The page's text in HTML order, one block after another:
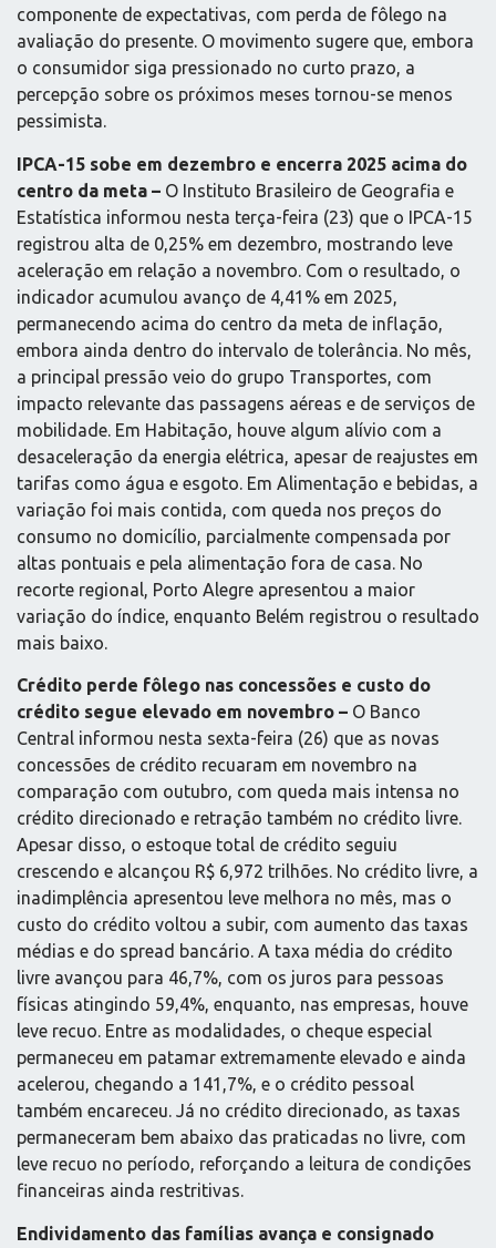
componente de expectativas, com perda de fôlego na
avaliação do presente. O movimento sugere que, embora
o consumidor siga pressionado no curto prazo, a
percepção sobre os próximos meses tornou-se menos
pessimista.
IPCA-15 sobe em dezembro e encerra 2025 acima do
centro da meta – O Instituto Brasileiro de Geografia e
Estatística informou nesta terça-feira (23) que o IPCA-15
registrou alta de 0,25% em dezembro, mostrando leve
aceleração em relação a novembro. Com o resultado, o
indicador acumulou avanço de 4,41% em 2025,
permanecendo acima do centro da meta de inflação,
embora ainda dentro do intervalo de tolerância. No mês,
a principal pressão veio do grupo Transportes, com
impacto relevante das passagens aéreas e de serviços de
mobilidade. Em Habitação, houve algum alívio com a
desaceleração da energia elétrica, apesar de reajustes em
tarifas como água e esgoto. Em Alimentação e bebidas, a
variação foi mais contida, com queda nos preços do
consumo no domicílio, parcialmente compensada por
altas pontuais e pela alimentação fora de casa. No
recorte regional, Porto Alegre apresentou a maior
variação do índice, enquanto Belém registrou o resultado
mais baixo.
Crédito perde fôlego nas concessões e custo do
crédito segue elevado em novembro – O Banco
Central informou nesta sexta-feira (26) que as novas
concessões de crédito recuaram em novembro na
comparação com outubro, com queda mais intensa no
crédito direcionado e retração também no crédito livre.
Apesar disso, o estoque total de crédito seguiu
crescendo e alcançou R$ 6,972 trilhões. No crédito livre, a
inadimplência apresentou leve melhora no mês, mas o
custo do crédito voltou a subir, com aumento das taxas
médias e do spread bancário. A taxa média do crédito
livre avançou para 46,7%, com os juros para pessoas
físicas atingindo 59,4%, enquanto, nas empresas, houve
leve recuo. Entre as modalidades, o cheque especial
permaneceu em patamar extremamente elevado e ainda
acelerou, chegando a 141,7%, e o crédito pessoal
também encareceu. Já no crédito direcionado, as taxas
permaneceram bem abaixo das praticadas no livre, com
leve recuo no período, reforçando a leitura de condições
financeiras ainda restritivas.
Endividamento das famílias avança e consignado